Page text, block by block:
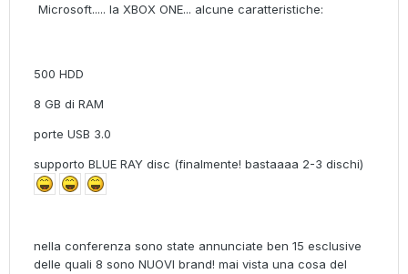
Microsoft..... la XBOX ONE... alcune caratteristiche:
500 HDD
8 GB di RAM
porte USB 3.0
supporto BLUE RAY disc (finalmente! bastaaaa 2-3 dischi)
nella conferenza sono state annunciate ben 15 esclusive
delle quali 8 sono NUOVI brand! mai vista una cosa del